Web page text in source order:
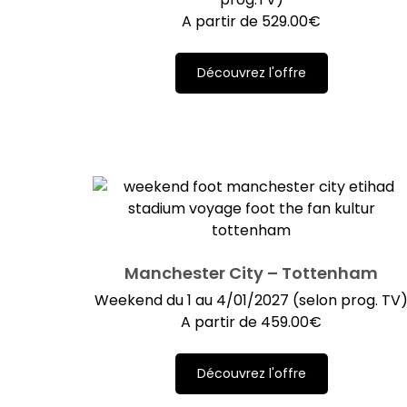
A partir de 529.00€
Découvrez l'offre
Manchester City – Tottenham
Weekend du 1 au 4/01/2027 (selon prog.
A partir de 459.00€
Découvrez l'offre